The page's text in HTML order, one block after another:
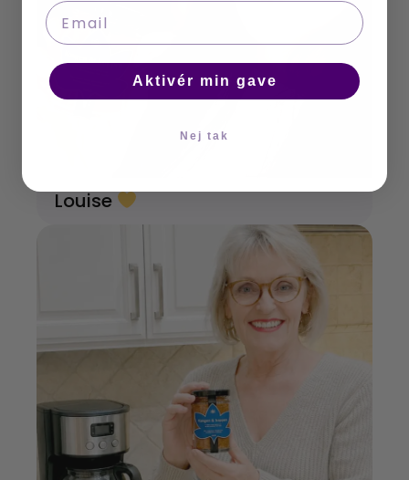
Louise
Email
Aktivér min gave
Nej tak